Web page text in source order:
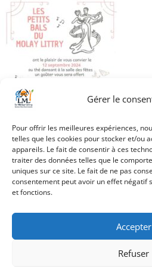
Gérer le
Pour offrir les meilleures expériences,
telles que les cookies pour stocker et/ou
appareils. Le fait de consentir à ces
traiter des données telles que le
uniques sur ce site. Le fait de ne pas
consentement peut avoir un effet négatif
et fonctions.
Accepter
Refuser
Navigation
de
Thé dansant
Création Androme